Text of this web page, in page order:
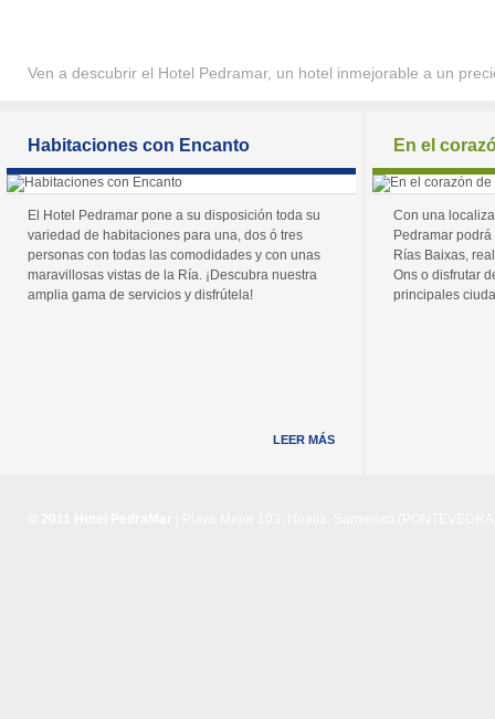
Ven a descubrir el Hotel Pedramar, un hotel inmejorable a un
Habitaciones con Encanto
El Hotel Pedramar pone a su disposición toda su
variedad de habitaciones para una, dos ó tres
personas con todas las comodidades y con unas
maravillosas vistas de la Ría. ¡Descubra nuestra
amplia gama de servicios y disfrútela!
LEER MÁS
En el
Con una
Pedramar
Rías Baixas,
Ons o disfrutar
principales